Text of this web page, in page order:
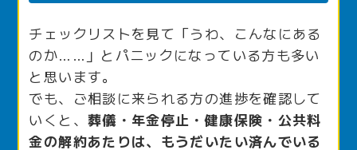
チェックリストを見て「うわ、こんなにある
のか……」とパニックになっている方も多い
と思います。
でも、ご相談に来られる方の進捗を確認して
いくと、 葬儀・年金停止・健康保険・公共料
金の解約あたりは、もうだいたい済んでいる